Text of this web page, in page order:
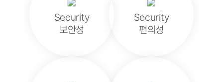
Security
보안성
Security
편의성